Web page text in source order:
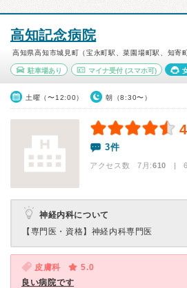
高知記念病院
高知県高知市城見町（宝永町駅、菜園場町駅、知寄
駐車場あり マイナ受付(スマホ可)
土曜（〜12:00） 朝（8:30〜）
3件
アクセス数 7月:610 | 6
神経内科について
【専門医・資格】 神経内科専門医
皮膚科
5.0
良い病院です